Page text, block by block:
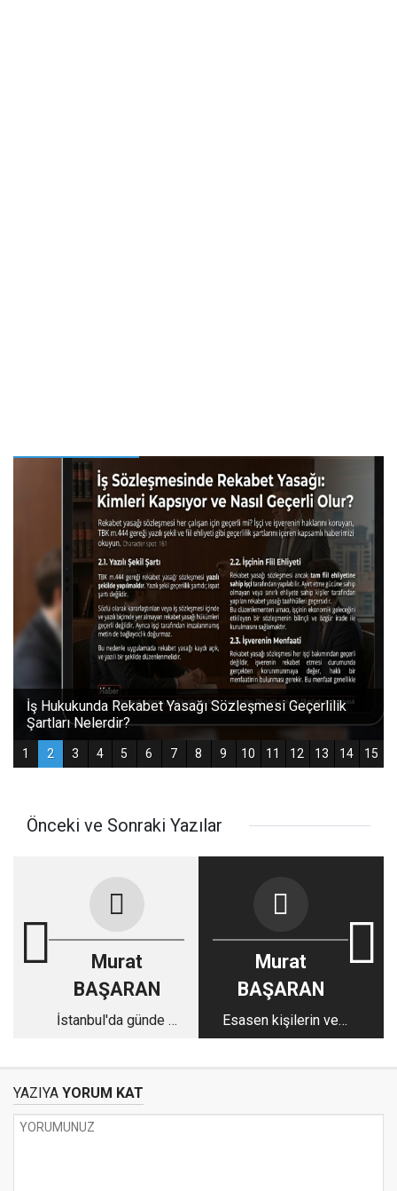
Önceki ve Sonraki Yazılar
Murat
BAŞARAN
İstanbul'da günde 8
Murat
BAŞARAN
Esasen kişilerin ve
kurumların
YAZIYA YORUM KAT